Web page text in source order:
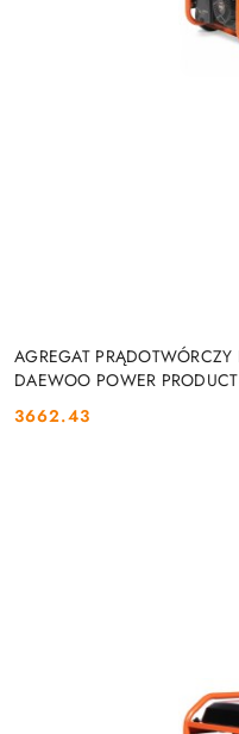
AGREGAT
DAEWOO POWER
Cena:
3662.43